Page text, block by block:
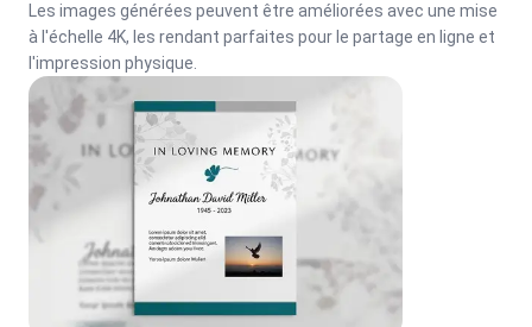
Les images générées peuvent être améliorées avec une mise
à l'échelle 4K, les rendant parfaites pour le partage en ligne et
l'impression physique.